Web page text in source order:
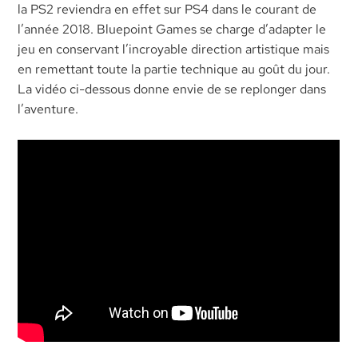
la PS2 reviendra en effet sur PS4 dans le courant de
l’année 2018. Bluepoint Games se charge d’adapter le
jeu en conservant l’incroyable direction artistique mais
en remettant toute la partie technique au goût du jour.
La vidéo ci-dessous donne envie de se replonger dans
l’aventure.